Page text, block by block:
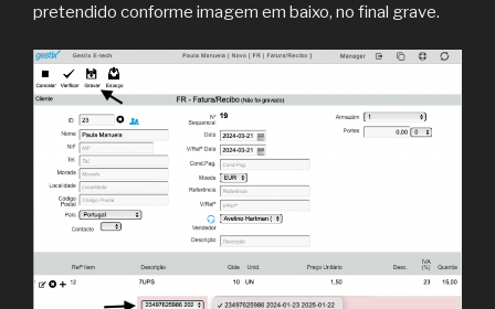
pretendido conforme imagem em baixo, no final grave.